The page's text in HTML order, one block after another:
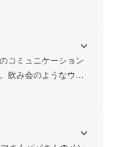
考えたためです。
揮できるように、ス
取得手当補助の制度
コミュニケーション
飲み会のようなウェ
担です！